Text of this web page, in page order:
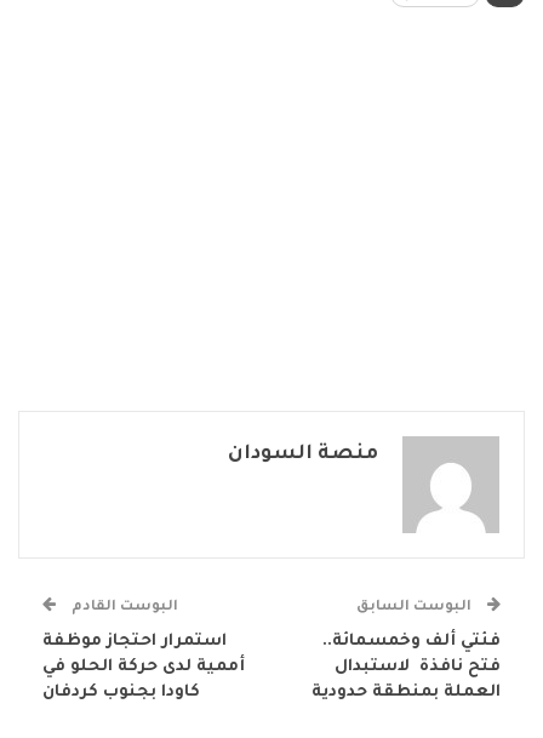
منصة السودان
البوست السابق
فئتي ألف وخمسمائة..
فتح نافذة لاستبدال
العملة بمنطقة حدودية
البوست القادم
استمرار احتجاز موظفة
أممية لدى حركة الحلو في
كاودا بجنوب كردفان